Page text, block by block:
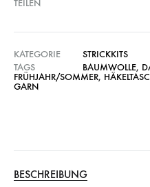
TEILEN
KATEGORIE
STRICKKITS
TAGS
BAUMWOLLE,
FRÜHJAHR/SOMMER,
GARN
BESCHREIBUNG